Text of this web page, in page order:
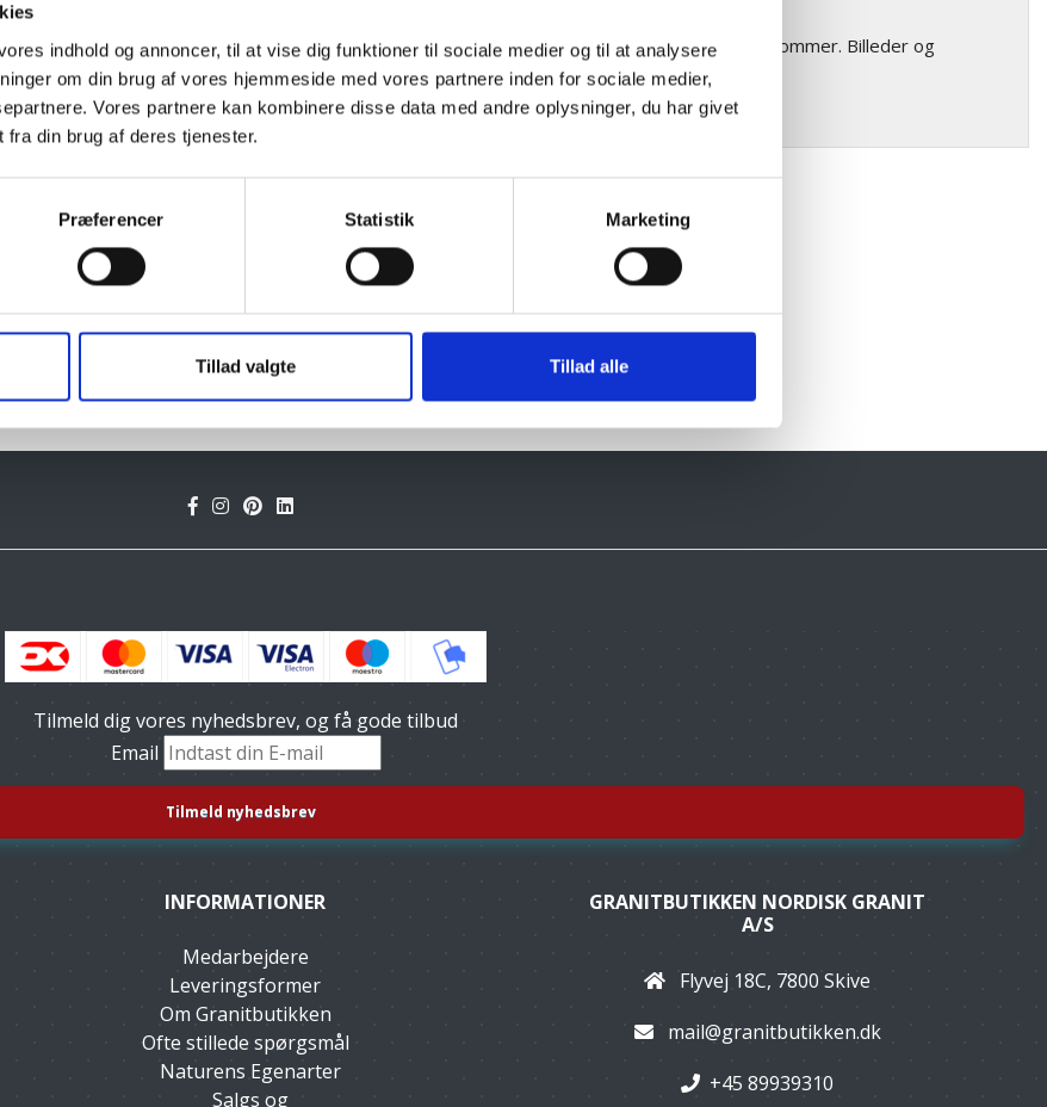
indhold og annoncer, til at vise dig funktioner til sociale medier og til at analysere
om din brug af vores hjemmeside med vores partnere inden for sociale medier,
Vores partnere kan kombinere disse data med andre oplysninger, du har givet
din brug af deres tjenester.
Præferencer Statistik Marketing
Tillad valgte Tillad alle
Granit er et naturmateriale, og variationer i farve og struktur forekommer. Billeder og
farveprøver er vejledende.
Læs mere
Tilmeld dig vores nyhedsbrev, og få gode tilbud
Email
INFORMATIONER
Medarbejdere
Leveringsformer
Om Granitbutikken
Ofte stillede spørgsmål
Naturens Egenarter
Salgs og
GRANITBUTIKKEN NORDISK GRANIT
A/S
Flyvej 18C, 7800 Skive
mail@granitbutikken.dk
+45 89939310